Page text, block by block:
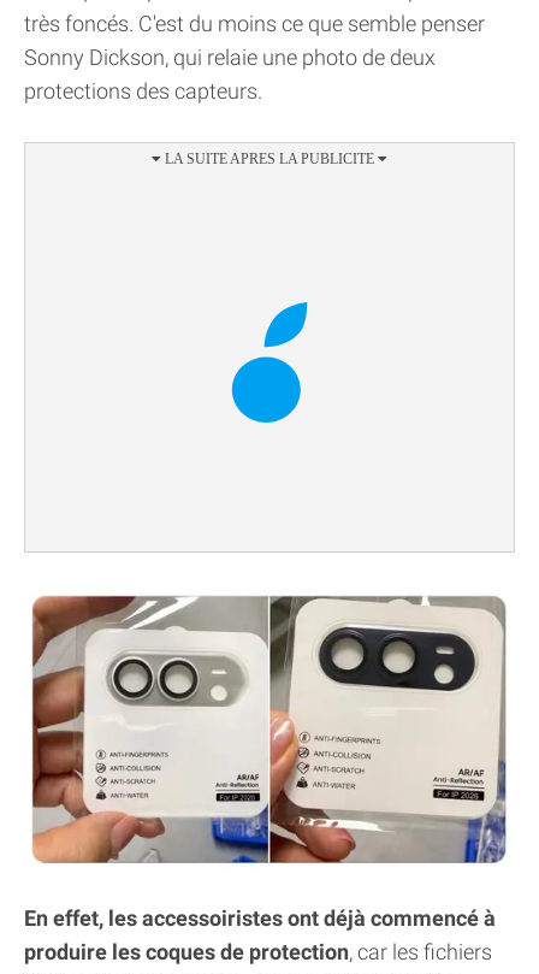
très foncés. C'est du moins ce que semble penser
Sonny Dickson, qui relaie une photo de deux
protections des capteurs.
En effet, les accessoiristes ont déjà commencé à
produire les coques de protection, car les fichiers